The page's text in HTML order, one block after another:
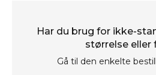
Har du brug for ikke-
størrelse eller
Gå til den enkelte